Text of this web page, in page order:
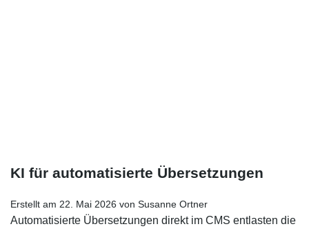
KI für automatisierte Übersetzungen
Erstellt am 22. Mai 2026 von Susanne Ortner
Automatisierte Übersetzungen direkt im CMS entlasten die